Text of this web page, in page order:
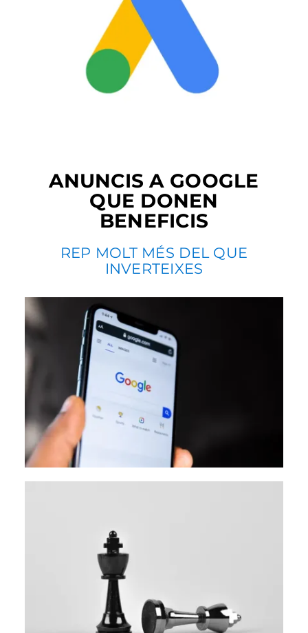
ANUNCIS A GOOGLE
QUE DONEN
BENEFICIS
REP MOLT MÉS DEL QUE
INVERTEIXES